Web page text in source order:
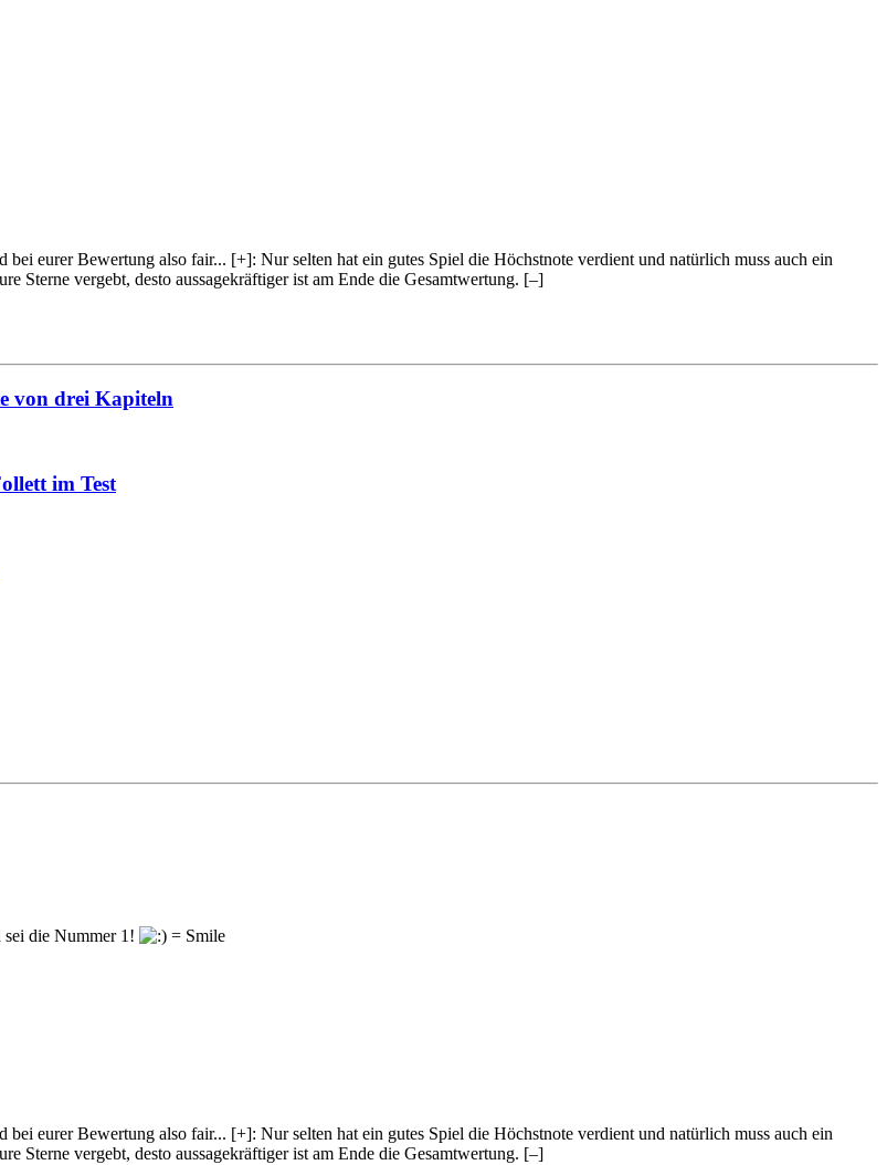
bei eurer Bewertung also fair... [+]: Nur selten hat ein gutes Spiel die Höchstnote verdient und natürlich muss auch ein
Sterne vergebt, desto aussagekräftiger ist am Ende die Gesamtwertung. [–]
von drei Kapiteln
im Test
die Nummer 1!
bei eurer Bewertung also fair... [+]: Nur selten hat ein gutes Spiel die Höchstnote verdient und natürlich muss auch ein
Sterne vergebt, desto aussagekräftiger ist am Ende die Gesamtwertung. [–]